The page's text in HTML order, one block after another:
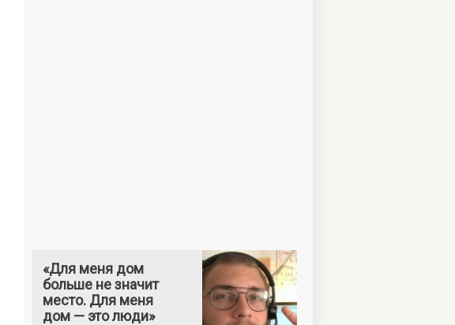
«Для меня дом
больше не значит
место. Для меня
дом — это люди»